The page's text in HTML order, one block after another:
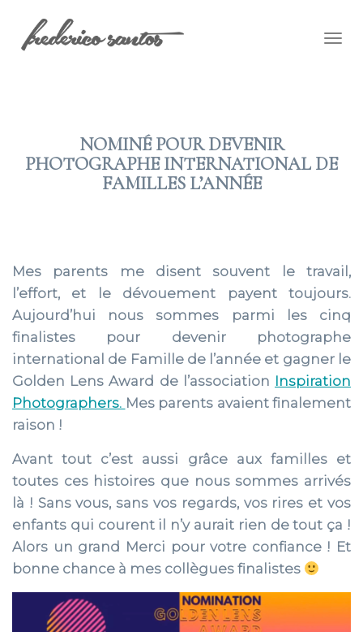
NOMINÉ POUR DEVENIR
PHOTOGRAPHE INTERNATIONAL DE
FAMILLES L’ANNÉE
Mes parents me disent souvent le travail,
l’effort, et le dévouement payent toujours.
Aujourd’hui nous sommes parmi les cinq
finalistes pour devenir photographe
international de Famille de l’année et gagner le
Golden Lens Award de l’association Inspiration
Photographers. Mes parents avaient finalement
raison !
Avant tout c’est aussi grâce aux familles et
toutes ces histoires que nous sommes arrivés
là ! Sans vous, sans vos regards, vos rires et vos
enfants qui courent il n’y aurait rien de tout ça !
Alors un grand Merci pour votre confiance ! Et
bonne chance à mes collègues finalistes